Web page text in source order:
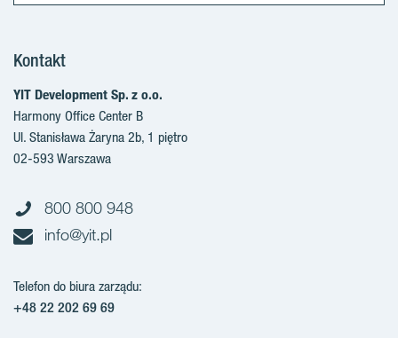
Kontakt
YIT Development Sp. z o.o.
Harmony Office Center B
Ul. Stanisława Żaryna 2b, 1 piętro
02-593 Warszawa
800 800 948
info@yit.pl
Telefon do biura zarządu:
+48 22 202 69 69